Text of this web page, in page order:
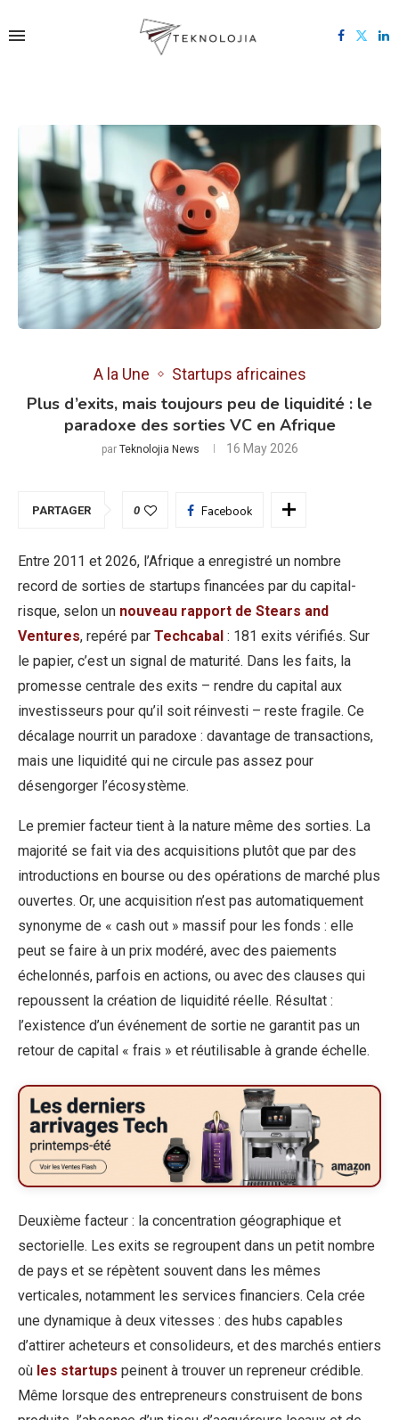
A la Une Startups africaines
Plus d’exits, mais toujours peu de liquidité : le
paradoxe des sorties VC en Afrique
par Teknolojia News 16 May 2026
PARTAGER 0 Facebook
Entre 2011 et 2026, l’Afrique a enregistré un nombre
record de sorties de startups financées par du capital-
risque, selon un nouveau rapport de Stears and
Ventures, repéré par Techcabal : 181 exits vérifiés. Sur
le papier, c’est un signal de maturité. Dans les faits, la
promesse centrale des exits – rendre du capital aux
investisseurs pour qu’il soit réinvesti – reste fragile. Ce
décalage nourrit un paradoxe : davantage de transactions,
mais une liquidité qui ne circule pas assez pour
désengorger l’écosystème.
Le premier facteur tient à la nature même des sorties. La
majorité se fait via des acquisitions plutôt que par des
introductions en bourse ou des opérations de marché plus
ouvertes. Or, une acquisition n’est pas automatiquement
synonyme de « cash out » massif pour les fonds : elle
peut se faire à un prix modéré, avec des paiements
échelonnés, parfois en actions, ou avec des clauses qui
repoussent la création de liquidité réelle. Résultat :
l’existence d’un événement de sortie ne garantit pas un
retour de capital « frais » et réutilisable à grande échelle.
Deuxième facteur : la concentration géographique et
sectorielle. Les exits se regroupent dans un petit nombre
de pays et se répètent souvent dans les mêmes
verticales, notamment les services financiers. Cela crée
une dynamique à deux vitesses : des hubs capables
d’attirer acheteurs et consolideurs, et des marchés entiers
où les startups peinent à trouver un repreneur crédible.
Même lorsque des entrepreneurs construisent de bons